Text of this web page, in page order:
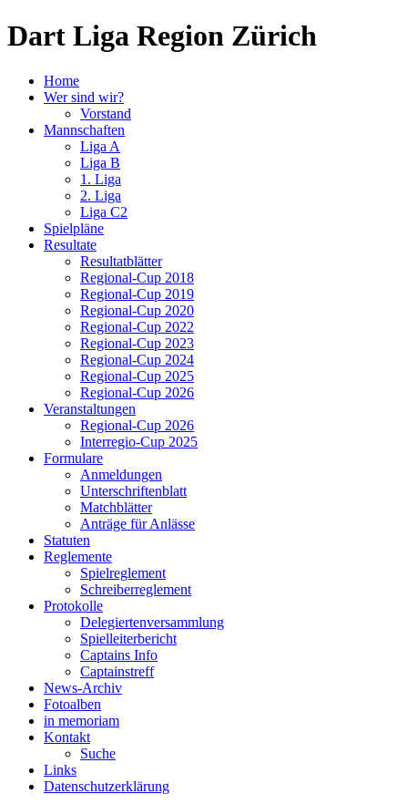
Dart Liga Region Zürich
Home
Wer sind wir?
Vorstand
Mannschaften
Liga A
Liga B
1. Liga
2. Liga
Liga C2
Spielpläne
Resultate
Resultatblätter
Regional-Cup 2018
Regional-Cup 2019
Regional-Cup 2020
Regional-Cup 2022
Regional-Cup 2023
Regional-Cup 2024
Regional-Cup 2025
Regional-Cup 2026
Veranstaltungen
Regional-Cup 2026
Interregio-Cup 2025
Formulare
Anmeldungen
Unterschriftenblatt
Matchblätter
Anträge für Anlässe
Statuten
Reglemente
Spielreglement
Schreiberreglement
Protokolle
Delegiertenversammlung
Spielleiterbericht
Captains Info
Captainstreff
News-Archiv
Fotoalben
in memoriam
Kontakt
Suche
Links
Datenschutzerklärung